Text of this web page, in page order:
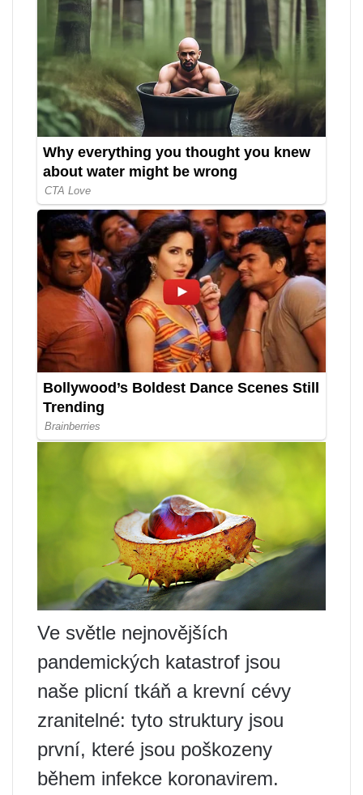
Ve světle nejnovějších
pandemických katastrof jsou
naše plicní tkáň a krevní cévy
zranitelné: tyto struktury jsou
první, které jsou poškozeny
během infekce koronavirem.